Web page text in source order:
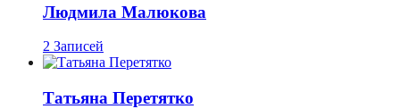
Людмила Малюкова
2 Записей
Татьяна Перетятко